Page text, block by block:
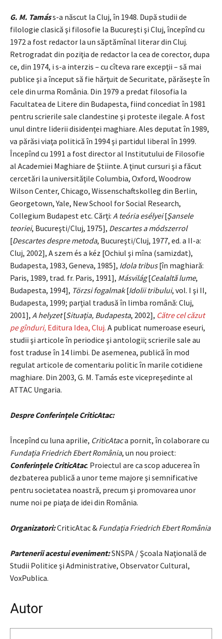
G. M. Tamáss-a născut la Cluj, în 1948. După studii de
filologie clasică şi filosofie la Bucureşti şi Cluj, începînd cu
1972 a fost redactor la un săptămînal literar din Cluj.
Retrogradat din poziţia de redactor la cea de corector, dupa
ce, din 1974, i s-a interzis – cu cîteva rare excepţii – să mai
publice şi a început să fie hărţuit de Securitate, părăseşte în
cele din urma România. Din 1979 a predat filosofia la
Facultatea de Litere din Budapesta, fiind concediat în 1981
pentru scrierile sale clandestine şi proteste ilegale. A fost
unul dintre liderii disidenţei maghiare. Ales deputat în 1989,
va părăsi viaţa politică în 1994 şi partidul liberal în 1999.
Începînd cu 1991 a fost director al Institutului de Filosofie
al Academiei Maghiare de Ştiinte. A ţinut cursuri şi a făcut
cercetări la universităţile Columbia, Oxford, Woodrow
Wilson Center, Chicago, Wissenschaftskolleg din Berlin,
Georgetown, Yale, New School for Social Research,
Collegium Budapest etc. Cărţi: A teória esélyei[Şansele
teoriei, Bucureşti/Cluj, 1975], Descartes a módszerrol
[Descartes despre metoda, Bucureşti/Cluj, 1977, ed. a II-a:
Cluj, 2002], A szem és a kéz [Ochiul şi mîna (samizdat),
Budapesta, 1983, Geneva, 1985], Idola tribus[în maghiară:
Paris, 1989, trad. fr. Paris, 1991], Másvilág[Cealaltă lume,
Budapesta, 1994], Törzsi fogalmak[Idolii tribului, vol. I şi II,
Budapesta, 1999; parţial tradusă în limba română: Cluj,
2001], A helyzet[Situaţia, Budapesta, 2002], Către cel căzut
pe gînduri, Editura Idea, Cluj. A publicat numeroase eseuri,
studii şi articole în periodice şi antologii; scrierile sale au
fost traduse în 14 limbi. De asemenea, publică în mod
regulat articole de comentariu politic în marile cotidiene
maghiare. Din 2003, G. M. Tamás este vicepreşedinte al
ATTAC Ungaria.
DespreConferinţele CriticAtac:
Începînd cu luna aprilie, CriticAtaca pornit, în colaborare cu
Fundaţia Friedrich Ebert România, un nou proiect:
Conferinţele CriticAtac. Proiectul are ca scop aducerea în
dezbaterea publică a unor teme majore şi semnificative
pentru societatea noastră, precum şi promovarea unor
nume noi pe piaţa de idei din România.
Organizatori:CriticAtac & Fundaţia Friedrich Ebert România
Partenerii acestui eveniment:SNSPA / Şcoala Naţională de
Studii Politice şi Administrative, Observator Cultural,
VoxPublica.
Autor